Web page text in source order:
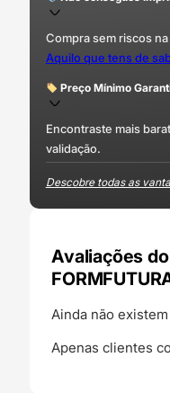
Compra sem riscos na
Aquilo que tens de
Preço Mínimo
Encontraste mais
validação.
Descobre todas as
Avaliações
Ainda não
Apenas clientes